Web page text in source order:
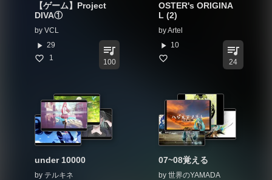
【ゲーム】Project
DIVA①
by VCL
play_arrow 29
1
queue_music
100
OSTER's ORIGINA
L (2)
byArtel
play_arrow 10 queue_music
24
under 10000
by テルキネ
07~08覚える
by 世界のYAMADA